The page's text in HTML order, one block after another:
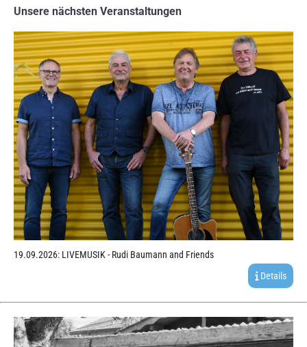
Unsere nächsten Veranstaltungen
19.09.2026: LIVEMUSIK - Rudi Baumann and Friends
Details